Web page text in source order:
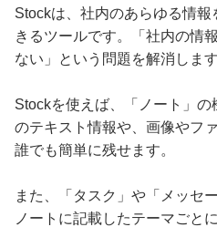
Stockは、社内のあらゆる情
きるツールです。「社内の情
ない」という問題を解消します
Stockを使えば、「ノート」
のテキスト情報や、画像やフ
誰でも簡単に残せます。
また、「タスク」や「メッセ
ノートに記載したテーマごと